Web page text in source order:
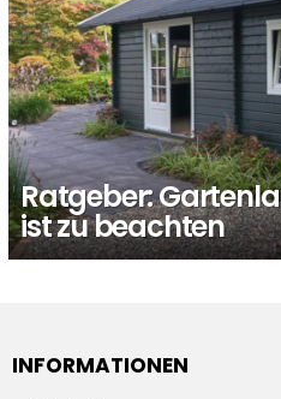
Ratgeber:
ist zu beachten
INFORMATIONEN